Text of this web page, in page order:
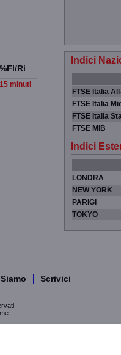
%Fl/Ri
minuti
Indici
FTSE Italia
FTSE Italia
FTSE Italia
FTSE MIB
Indici
LONDRA
NEW YORK
PARIGI
TOKYO
Scrivici